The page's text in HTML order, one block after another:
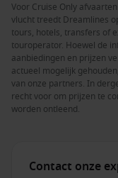
Voor Cruise Only
vlucht treedt Dreamlines
tours, hotels, transfers of
touroperator. Hoewel de
aanbiedingen en prijzen
actueel mogelijk
van onze partners. In
recht voor om prijzen te
worden ontleend.
Contact onze